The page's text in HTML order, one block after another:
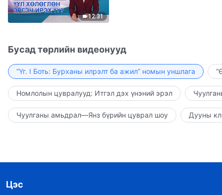
12:31
Бусад төрлийн видеонууд
“Үг. I Боть: Бурханы илрэлт ба ажил” номын уншлага
Номлолын цувралууд: Итгэл дэх үнэний эрэл
Чуулганы амьдрал—Янз бүрийн цуврал шоу Дууны
Цэс